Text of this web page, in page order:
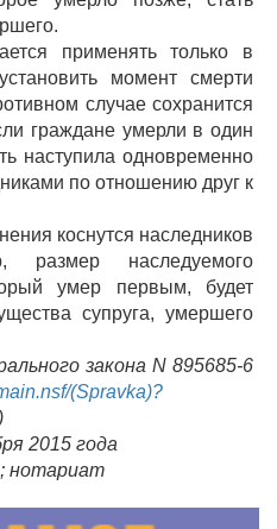
применять только в
момент смерти
случае сохранится
граждане умерли в один
наступила одновременно
по отношению друг к
коснутся наследников
размер наследуемого
умер первым, будет
супруга, умершего
закона N 895685-6
(Spravka)?
)
2015 года
нотариат